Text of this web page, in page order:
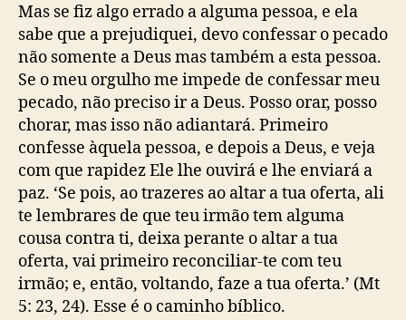
Mas se fiz algo errado a alguma pessoa, e ela
sabe que a prejudiquei, devo confessar o pecado
não somente a Deus mas também a esta pessoa.
Se o meu orgulho me impede de confessar meu
pecado, não preciso ir a Deus. Posso orar, posso
chorar, mas isso não adiantará. Primeiro
confesse àquela pessoa, e depois a Deus, e veja
com que rapidez Ele lhe ouvirá e lhe enviará a
paz. ‘Se pois, ao trazeres ao altar a tua oferta, ali
te lembrares de que teu irmão tem alguma
cousa contra ti, deixa perante o altar a tua
oferta, vai primeiro reconciliar-te com teu
irmão; e, então, voltando, faze a tua oferta.’ (Mt
5: 23, 24). Esse é o caminho bíblico.